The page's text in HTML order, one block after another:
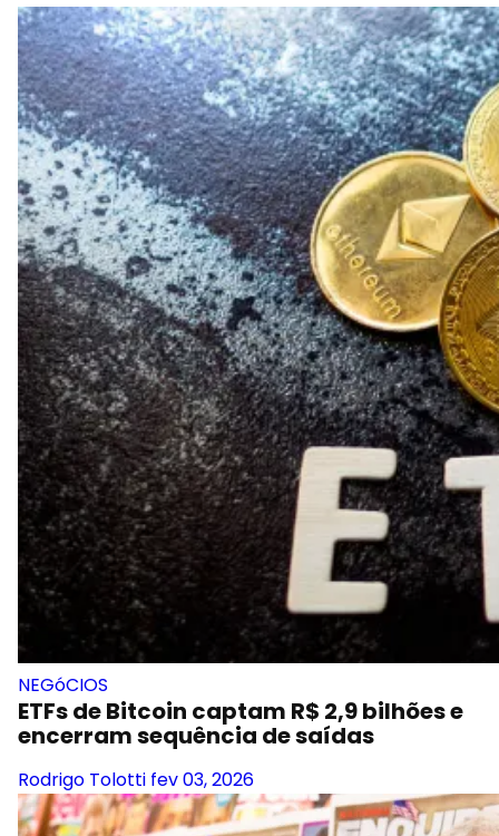
NEGóCIOS
ETFs de Bitcoin captam R$ 2,9 bilhões e
encerram sequência de saídas
Rodrigo Tolotti fev 03, 2026